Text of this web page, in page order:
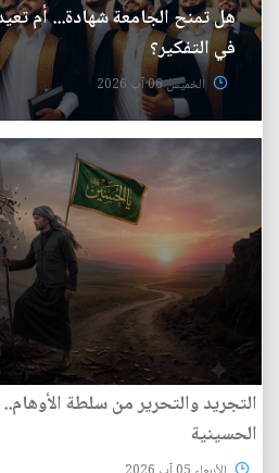
هل تمنح الجامعة شهادة... أم
في التفكير؟
الخميس 06 آب 2026
التجريد والتحرير من سلطة
الحسينية